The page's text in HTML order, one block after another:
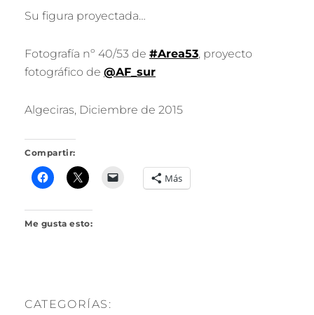
Su figura proyectada…
Fotografía nº 40/53 de #Area53, proyecto
fotográfico de @AF_sur
Algeciras, Diciembre de 2015
Compartir:
Más
Me gusta esto:
CATEGORÍAS: